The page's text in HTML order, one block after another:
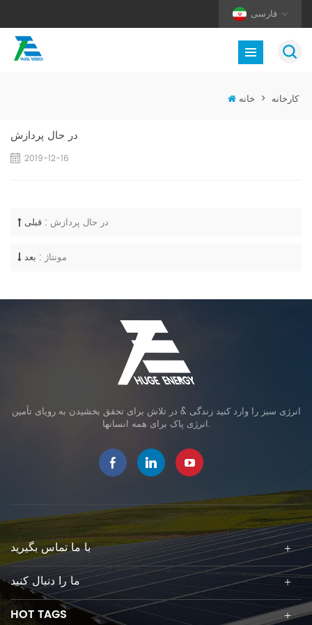
فارسی
خانه > کارخانه
در حال پردازش
2019-12-16
قبلی : در حال پردازش
بعد : مونتاژ
انرژی سبز را وارد کنید زندگی & در تلاش برای تحقق بخشیدن به رویای تأمین
انرژی پاک برای همه انسانها.
با ما تماس بگیرید
ما را دنبال کنید
HOT TAGS